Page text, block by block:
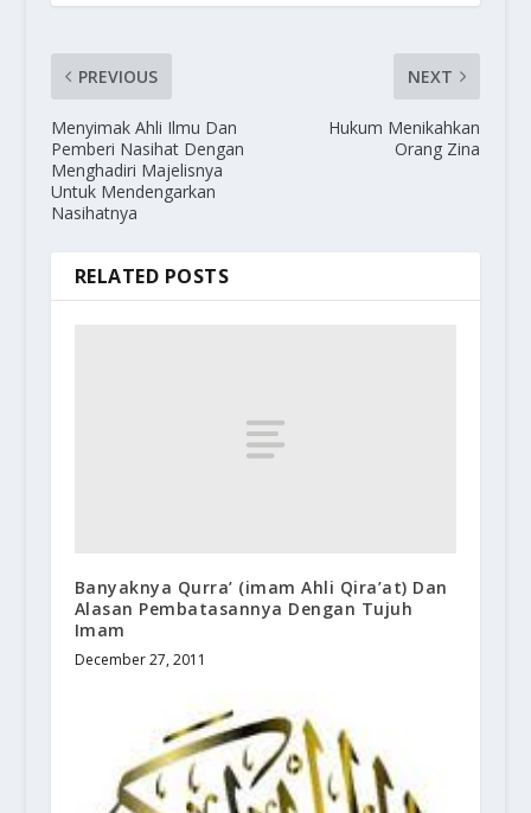
PREVIOUS
Menyimak Ahli Ilmu Dan
Pemberi Nasihat Dengan
Menghadiri Majelisnya
Untuk Mendengarkan
Nasihatnya
NEXT
Hukum Menikahkan
Orang Zina
RELATED POSTS
Banyaknya Qurra’ (imam Ahli Qira’at) Dan
Alasan Pembatasannya Dengan Tujuh
Imam
December 27, 2011